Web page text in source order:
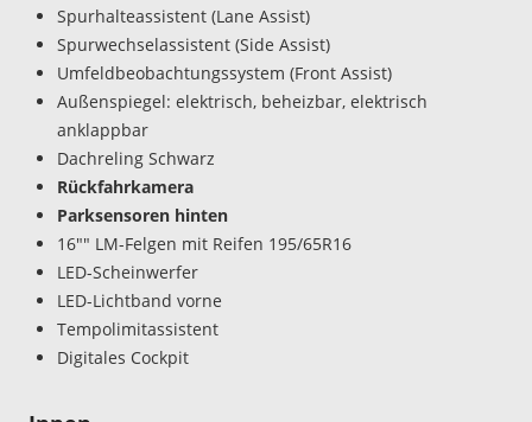
Spurhalteassistent (Lane Assist)
Spurwechselassistent (Side Assist)
Umfeldbeobachtungssystem (Front Assist)
Außenspiegel: elektrisch, beheizbar, elektrisch
anklappbar
Dachreling Schwarz
Rückfahrkamera
Parksensoren hinten
16"" LM-Felgen mit Reifen 195/65R16
LED-Scheinwerfer
LED-Lichtband vorne
Tempolimitassistent
Digitales Cockpit